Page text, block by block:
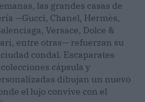
las grandes casas de
—Gucci, Chanel, Hermès,
Versace, Dolce &
entre otras— refuerzan su
condal. Escaparates
cápsula y
dibujan un nuevo
el lujo convive con el